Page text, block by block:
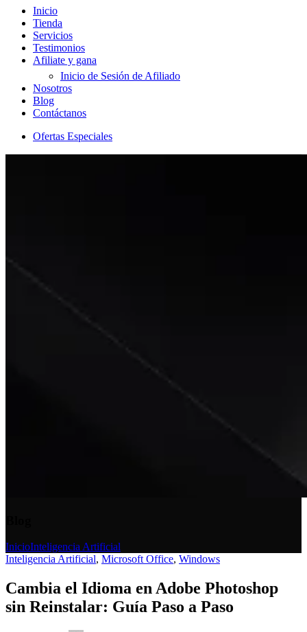
Inicio
Tienda
Servicios
Testimonios
Afiliate y gana
Inicio de Sesión de Afiliado
Nosotros
Blog
Contáctanos
Ofertas Especiales
InicioInteligencia Artificial
Inteligencia Artificial, Microsoft Office, Windows
Cambia el Idioma en Adobe Photoshop
sin Reinstalar: Guía Paso a Paso